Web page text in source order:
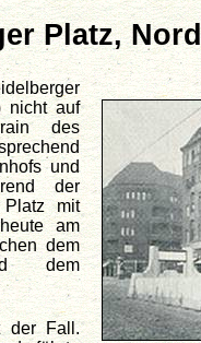
Platz,
nicht auf
des
und
der
Platz mit
am
dem
dem
der Fall.